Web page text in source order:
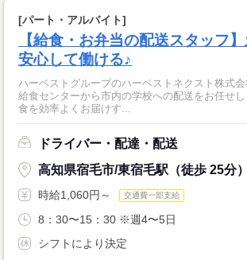
[パート・アルバイト]
【給食・お弁当の配送スタッフ
安心して働ける♪
ハーベストグループのハーベストネクスト株式
給食センターから市内の学校への配送をお任せ
食を効率よくお届けす...
ドライバー・配達・配送
高知県宿毛市/東宿毛駅（徒歩 25分）
時給1,060円～ 交通費一部支給
8：30〜15：30 ※週4〜5日
シフトにより決定